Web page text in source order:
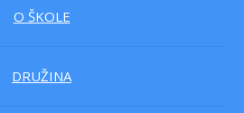
O ŠKOLE
DRUŽINA